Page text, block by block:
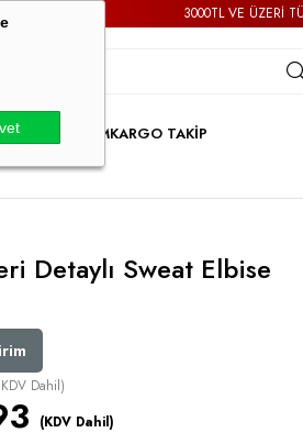
3000TL VE ÜZERİ TÜM
WEAR İNDİRİMKARGO TAKİP
Detaylı Sweat Elbise
Dahil)
(KDV Dahil)